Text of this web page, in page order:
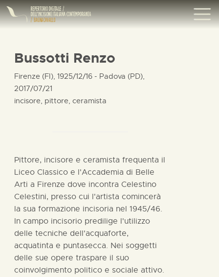
Bussotti Renzo
Firenze (FI), 1925/12/16 - Padova (PD),
2017/07/21
incisore, pittore, ceramista
Pittore, incisore e ceramista frequenta il
Liceo Classico e l'Accademia di Belle
Arti a Firenze dove incontra Celestino
Celestini, presso cui l'artista comincerà
la sua formazione incisoria nel 1945/46.
In campo incisorio predilige l'utilizzo
delle tecniche dell'acquaforte,
acquatinta e puntasecca. Nei soggetti
delle sue opere traspare il suo
coinvolgimento politico e sociale attivo.